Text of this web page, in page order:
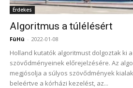
Érdekes
Algoritmus a túlélésért
FüHü - 2022-01-08
Holland kutatók algoritmust dolgoztak ki a
szövődményeinek előrejelzésére. Az
megjósolja a súlyos szövődmények
beleértve a kórházi kezelést, az...